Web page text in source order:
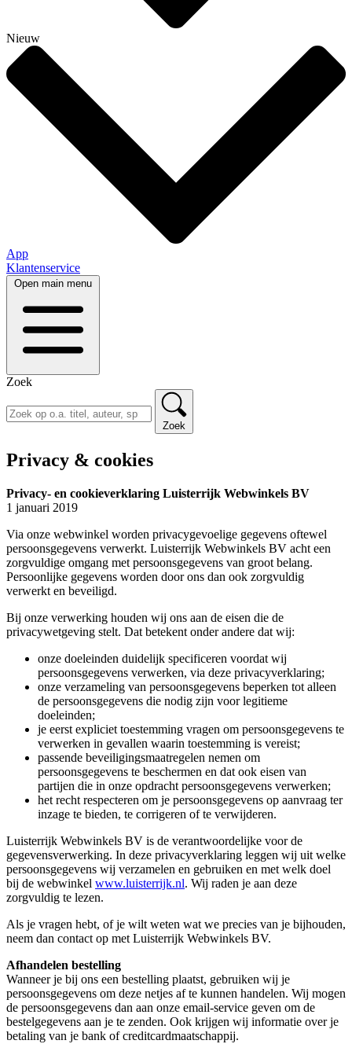
Nieuw
App
Klantenservice
Open main menu
Zoek
Zoek
Privacy & cookies
Privacy- en cookieverklaring Luisterrijk Webwinkels BV
1 januari 2019
Via onze webwinkel worden privacygevoelige gegevens oftewel
persoonsgegevens verwerkt. Luisterrijk Webwinkels BV acht een
zorgvuldige omgang met persoonsgegevens van groot belang.
Persoonlijke gegevens worden door ons dan ook zorgvuldig
verwerkt en beveiligd.
Bij onze verwerking houden wij ons aan de eisen die de
privacywetgeving stelt. Dat betekent onder andere dat wij:
onze doeleinden duidelijk specificeren voordat wij
persoonsgegevens verwerken, via deze privacyverklaring;
onze verzameling van persoonsgegevens beperken tot alleen
de persoonsgegevens die nodig zijn voor legitieme
doeleinden;
je eerst expliciet toestemming vragen om persoonsgegevens te
verwerken in gevallen waarin toestemming is vereist;
passende beveiligingsmaatregelen nemen om
persoonsgegevens te beschermen en dat ook eisen van
partijen die in onze opdracht persoonsgegevens verwerken;
het recht respecteren om je persoonsgegevens op aanvraag ter
inzage te bieden, te corrigeren of te verwijderen.
Luisterrijk Webwinkels BV is de verantwoordelijke voor de
gegevensverwerking. In deze privacyverklaring leggen wij uit welke
persoonsgegevens wij verzamelen en gebruiken en met welk doel
bij de webwinkel www.luisterrijk.nl. Wij raden je aan deze
zorgvuldig te lezen.
Als je vragen hebt, of je wilt weten wat we precies van je bijhouden,
neem dan contact op met Luisterrijk Webwinkels BV.
Afhandelen bestelling
Wanneer je bij ons een bestelling plaatst, gebruiken wij je
persoonsgegevens om deze netjes af te kunnen handelen. Wij mogen
de persoonsgegevens dan aan onze email-service geven om de
bestelgegevens aan je te zenden. Ook krijgen wij informatie over je
betaling van je bank of creditcardmaatschappij.